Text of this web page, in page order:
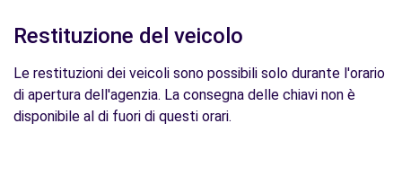
Restituzione del veicolo
Le restituzioni dei veicoli sono possibili solo durante l'orario
di apertura dell'agenzia. La consegna delle chiavi non è
disponibile al di fuori di questi orari.